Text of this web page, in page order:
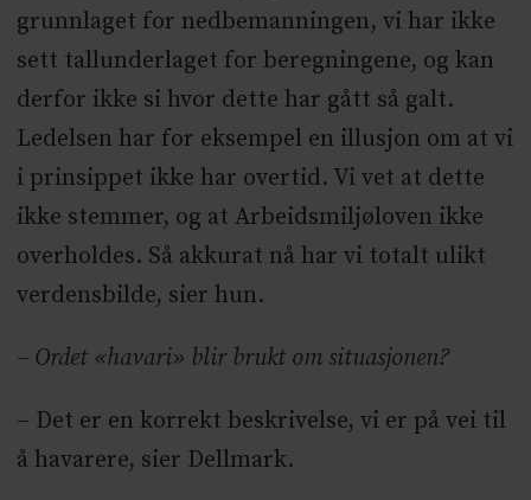
grunnlaget for nedbemanningen, vi har ikke
sett tallunderlaget for beregningene, og kan
derfor ikke si hvor dette har gått så galt.
Ledelsen har for eksempel en illusjon om at vi
i prinsippet ikke har overtid. Vi vet at dette
ikke stemmer, og at Arbeidsmiljøloven ikke
overholdes. Så akkurat nå har vi totalt ulikt
verdensbilde, sier hun.
– Ordet «havari» blir brukt om situasjonen?
– Det er en korrekt beskrivelse, vi er på vei til
å havarere, sier Dellmark.